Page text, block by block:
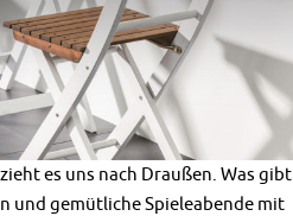
es uns nach Draußen. Was gibt
und gemütliche Spieleabende mit